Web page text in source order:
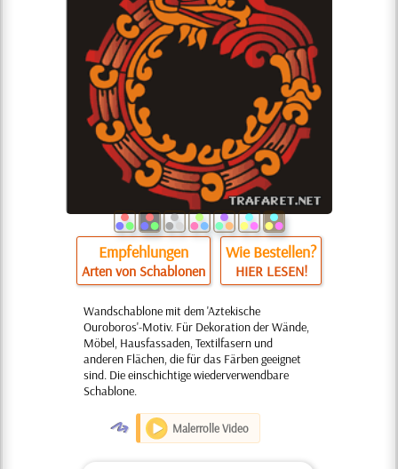
Empfehlungen
Arten von Schablonen
Wie Bestellen?
HIER LESEN!
Wandschablone mit dem 'Aztekische
Ouroboros'-Motiv. Für Dekoration der Wände,
Möbel, Hausfassaden, Textilfasern und
anderen Flächen, die für das Färben geeignet
sind. Die einschichtige wiederverwendbare
Schablone.
O Malerrolle Video